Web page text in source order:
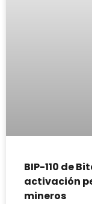
BIP-110 de
activación
mineros